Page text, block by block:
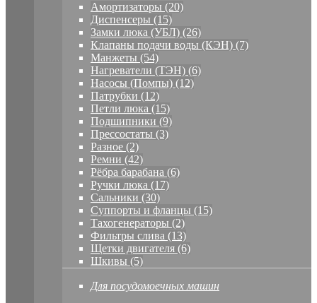
Амортизаторы (20)
Диспенсеры (15)
Замки люка (УБЛ) (26)
Клапаны подачи воды (КЭН) (7)
Манжеты (54)
Нагреватели (ТЭН) (6)
Насосы (Помпы) (12)
Патрубки (12)
Петли люка (15)
Подшипники (9)
Прессостаты (3)
Разное (2)
Ремни (42)
Рёбра барабана (6)
Ручки люка (17)
Сальники (30)
Суппорты и фланцы (15)
Тахогенераторы (2)
Фильтры слива (13)
Щетки двигателя (6)
Шкивы (5)
Для посудомоечных машин